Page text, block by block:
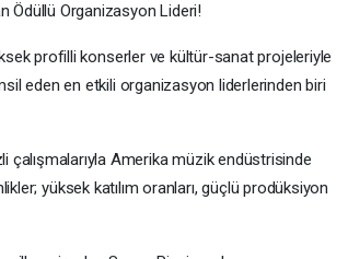
Ödüllü Organizasyon Lideri!
profilli konserler ve kültür-sanat projeleriyle
eden en etkili organizasyon liderlerinden biri
Amerika müzik endüstrisinde
yüksek katılım oranları, güçlü prodüksiyon